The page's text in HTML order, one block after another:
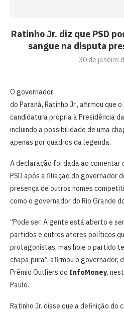
Ratinho Jr. diz que PSD
sangue na disputa
30 de janeiro
O governador
do Paraná, Ratinho Jr., afirmou que
candidatura própria à Presidência
incluindo a possibilidade de uma
apenas por quadros da legenda.
A declaração foi dada ao
PSD após a filiação do governador
presença de outros nomes
como o governador do Rio Grande
“Pode ser. A gente está aberto e
partidos e outros atores políticos
protagonistas, mas hoje o partido
chapa pura”, afirmou o governador,
Prêmio Outliers do InfoMoney,
Paulo.
Ratinho Jr. disse que a definição do